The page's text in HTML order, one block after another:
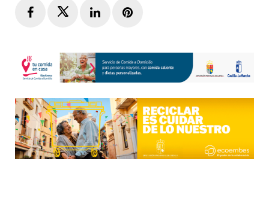
FacebookTwitterLinkedInPinterest